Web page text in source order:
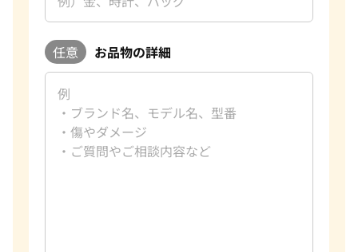
任意 お品物の詳細